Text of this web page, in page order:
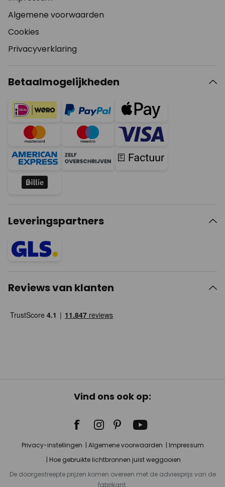
Algemene voorwaarden
Cookies
Privacyverklaring
Betaalmogelijkheden
Leveringspartners
Reviews van klanten
Vind ons ook op:
Privacy-instellingen Algemene voorwaarden
Impressum
Hoe gebruikte lichtbronnen juist weggooien
De doorgestreepte prijzen komen overeen met de adviesprijs van de
fabrikant.